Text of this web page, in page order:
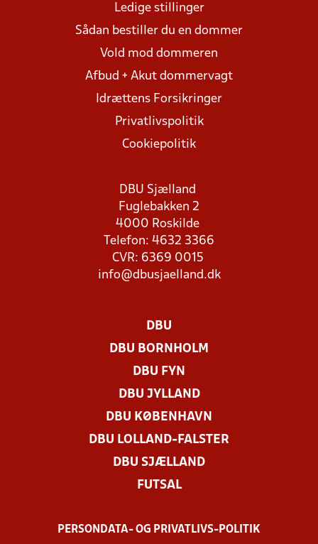
Ledige stillinger
Sådan bestiller du en dommer
Vold mod dommeren
Afbud + Akut dommervagt
Idrættens Forsikringer
Privatlivspolitik
Cookiepolitik
DBU Sjælland
Fuglebakken 2
4000 Roskilde
Telefon: 4632 3366
CVR: 6369 0015
info@dbusjaelland.dk
DBU
DBU BORNHOLM
DBU FYN
DBU JYLLAND
DBU KØBENHAVN
DBU LOLLAND-FALSTER
DBU SJÆLLAND
FUTSAL
PERSONDATA- OG PRIVATLIVS-POLITIK